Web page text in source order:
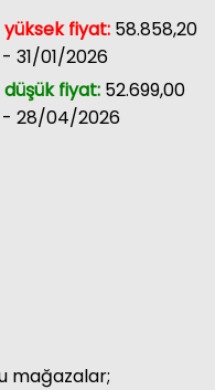
yüksek fiyat: 58.858,20
- 31/01/2026
düşük fiyat: 52.699,00
- 28/04/2026
mağazalar;